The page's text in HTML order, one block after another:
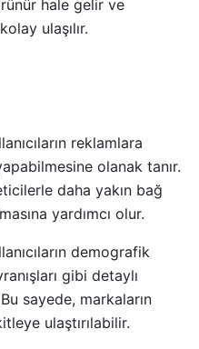
hale gelir ve
ulaşılır.
reklamlara
olanak tanır.
daha yakın bağ
yardımcı olur.
demografik
gibi detaylı
sayede, markaların
ulaştırılabilir.